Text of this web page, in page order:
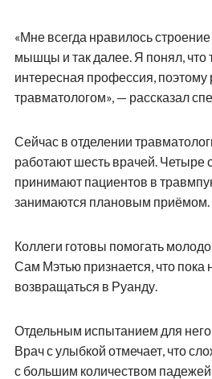
«Мне всегда нравилось строение
мышцы и так далее. Я понял, что
интересная профессия, поэтому
травматологом», — рассказал
Сейчас в отделении
работают шесть врачей. Четыре
принимают пациентов в
занимаются плановым приёмом.
Коллеги готовы помогать
Сам Мэтью признается, что пока
возвращаться в Руанду.
Отдельным испытанием для него
Врач с улыбкой отмечает, что
с большим количеством падежей